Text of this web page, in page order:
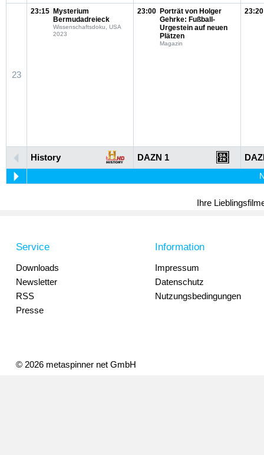
23
23:15 Mysterium
Bermudadreieck
Wissenschaftsdoku, USA
2023
23:00 Porträt von Holger
Gehrke: Fußball-
Urgestein auf neuen
Plätzen
Magazin
23:20
History DAZN 1
Ihre
Service
Downloads
Newsletter
RSS
Presse
Information
Impressum
Datenschutz
Nutzungsbedingungen
© 2026 metaspinner net GmbH